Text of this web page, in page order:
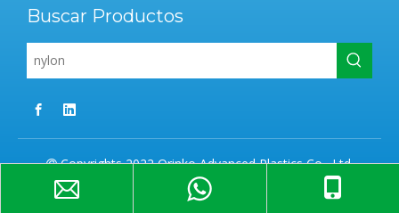
Buscar Productos
Copyrights 2022 Orinko Advanced Plastics Co., Ltd.
Todos los derechos reservados.